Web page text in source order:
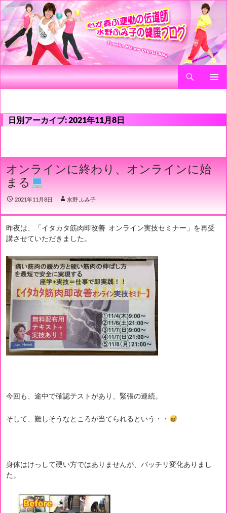
心が喜ぶ運動の伝道師 水野ふみ子の健康ブログ
検
索
コ
ン
ツ
キ
ッ
プ
日別アーカイブ: 2021年11月8日
オンラインに終わり、オンラインに始
まる
2021年11月8日 水野 ふみ子
昨夜は、「イタカタ筋肉即改善 オンライン実技セミナー」を再受
講させていただきました。
今回も、途中で確認テストがあり、緊張の連続。
そして、難しそうなところが当てられるという・・
身体はけっして硬い方ではありませんが、バッチリ変化ありまし
た。